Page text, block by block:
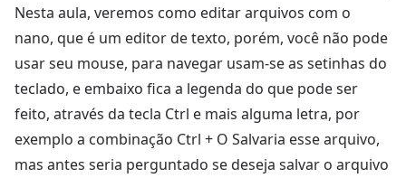
Nesta aula, veremos como editar arquivos com o
nano, que é um editor de texto, porém, você não pode
usar seu mouse, para navegar usam-se as setinhas do
teclado, e embaixo fica a legenda do que pode ser
feito, através da tecla Ctrl e mais alguma letra, por
exemplo a combinação Ctrl + O Salvaria esse arquivo,
mas antes seria perguntado se deseja salvar o arquivo